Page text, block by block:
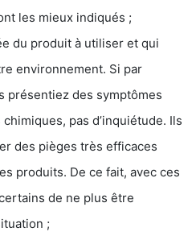
les mieux indiqués ;
du produit à utiliser et qui
environnement. Si par
présentiez des symptômes
pas d’inquiétude. Ils
des pièges très efficaces
produits. De ce fait, avec ces
de ne plus être
;